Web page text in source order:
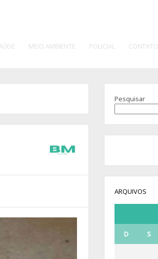
MEIO AMBIENTE POLICIAL CONTATO
Pesquisar
ARQUIVOS
D S